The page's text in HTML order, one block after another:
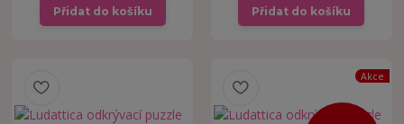
Přidat do košíku Přidat do košíku
Akce